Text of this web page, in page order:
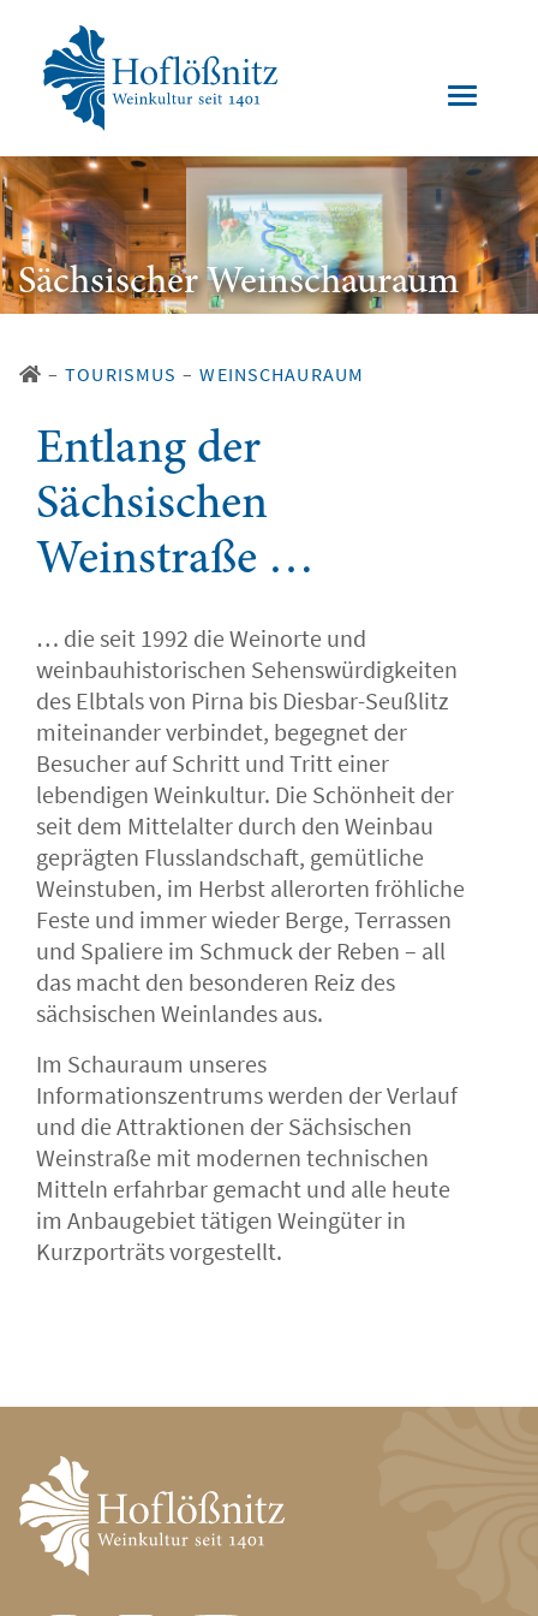
Sächsischer Weinschauraum
– TOURISMUS – WEINSCHAURAUM
Entlang der
Sächsischen
Weinstraße …
… die seit 1992 die Weinorte und
weinbauhistorischen Sehenswürdigkeiten
des Elbtals von Pirna bis Diesbar-Seußlitz
miteinander verbindet, begegnet der
Besucher auf Schritt und Tritt einer
lebendigen Weinkultur. Die Schönheit der
seit dem Mittelalter durch den Weinbau
geprägten Flusslandschaft, gemütliche
Weinstuben, im Herbst allerorten fröhliche
Feste und immer wieder Berge, Terrassen
und Spaliere im Schmuck der Reben – all
das macht den besonderen Reiz des
sächsischen Weinlandes aus.
Im Schauraum unseres
Informationszentrums werden der Verlauf
und die Attraktionen der Sächsischen
Weinstraße mit modernen technischen
Mitteln erfahrbar gemacht und alle heute
im Anbaugebiet tätigen Weingüter in
Kurzporträts vorgestellt.